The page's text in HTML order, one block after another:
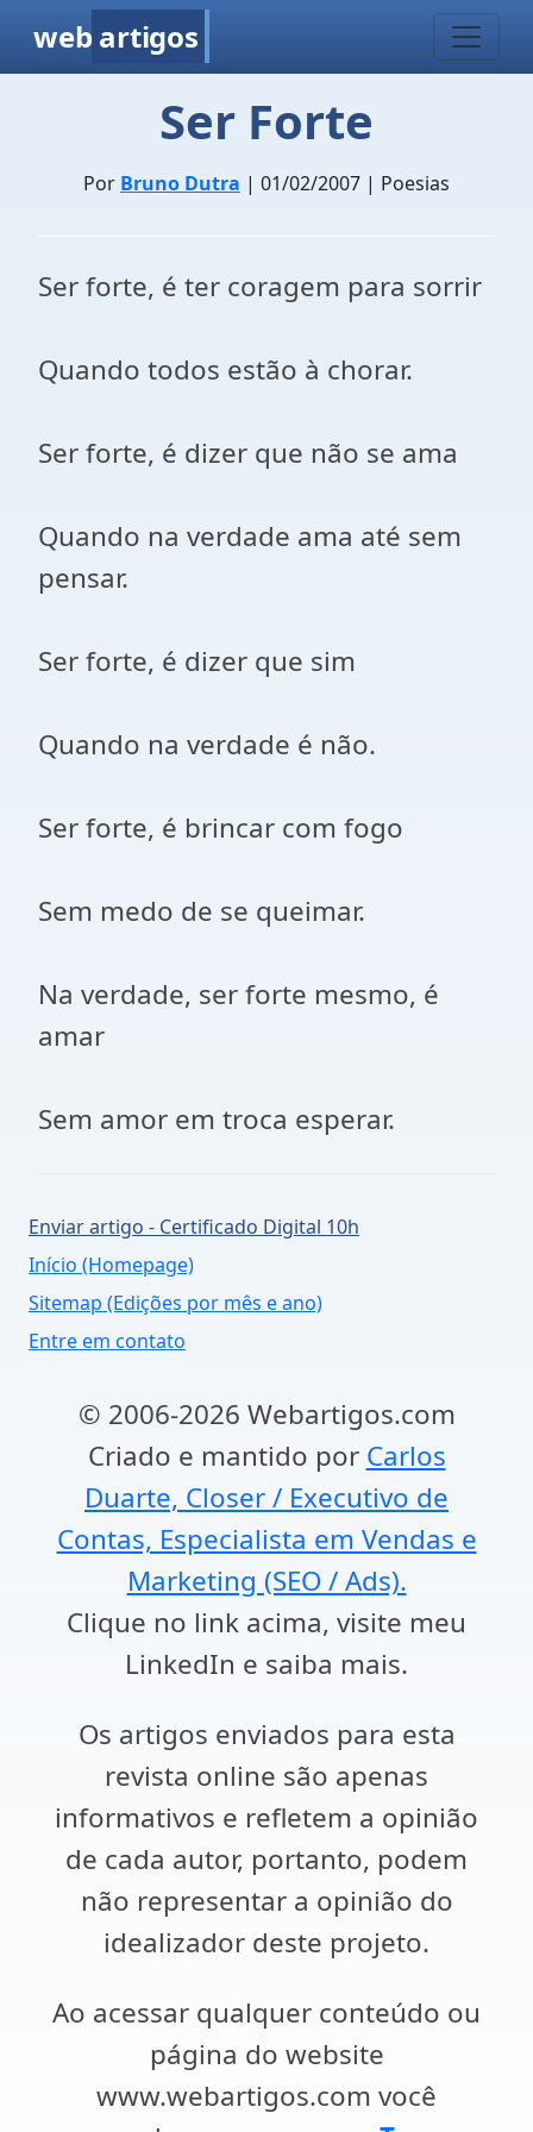
web artigos
Ser Forte
Por Bruno Dutra | 01/02/2007 | Poesias
Ser forte, é ter coragem para sorrir
Quando todos estão à chorar.
Ser forte, é dizer que não se ama
Quando na verdade ama até sem
pensar.
Ser forte, é dizer que sim
Quando na verdade é não.
Ser forte, é brincar com fogo
Sem medo de se queimar.
Na verdade, ser forte mesmo, é
amar
Sem amor em troca esperar.
Enviar artigo - Certificado Digital 10h
Início (Homepage)
Sitemap (Edições por mês e ano)
Entre em contato
© 2006-2026 Webartigos.com
Criado e mantido por Carlos
Duarte, Closer / Executivo de
Contas, Especialista em Vendas e
Marketing (SEO / Ads).
Clique no link acima, visite meu
LinkedIn e saiba mais.
Os artigos enviados para esta
revista online são apenas
informativos e refletem a opinião
de cada autor, portanto, podem
não representar a opinião do
idealizador deste projeto.
Ao acessar qualquer conteúdo ou
página do website
www.webartigos.com você